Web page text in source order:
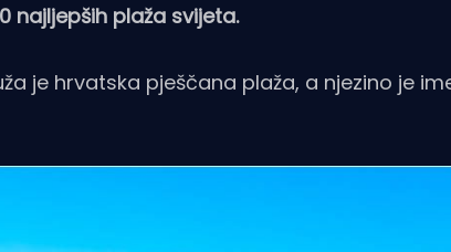
najljepših plaža svijeta.
je hrvatska pješčana plaža, a njezino je